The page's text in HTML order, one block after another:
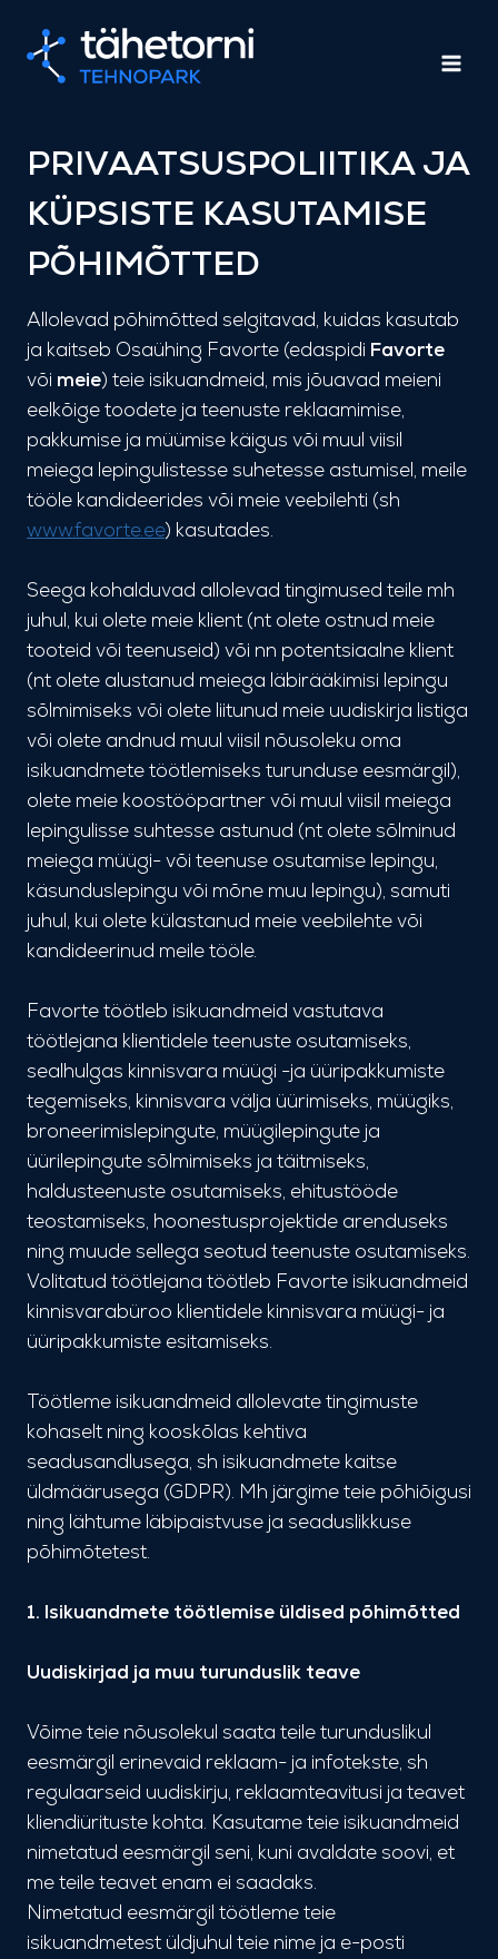
content
PRIVAATSUSPOLIITIKA JA
KÜPSISTE KASUTAMISE
PÕHIMÕTTED
Allolevad põhimõtted selgitavad, kuidas kasutab
ja kaitseb Osaühing Favorte (edaspidi Favorte
või meie) teie isikuandmeid, mis jõuavad meieni
eelkõige toodete ja teenuste reklaamimise,
pakkumise ja müümise käigus või muul viisil
meiega lepingulistesse suhetesse astumisel, meile
tööle kandideerides või meie veebilehti (sh
www.favorte.ee) kasutades.
Seega kohalduvad allolevad tingimused teile mh
juhul, kui olete meie klient (nt olete ostnud meie
tooteid või teenuseid) või nn potentsiaalne klient
(nt olete alustanud meiega läbirääkimisi lepingu
sõlmimiseks või olete liitunud meie uudiskirja listiga
või olete andnud muul viisil nõusoleku oma
isikuandmete töötlemiseks turunduse eesmärgil),
olete meie koostööpartner või muul viisil meiega
lepingulisse suhtesse astunud (nt olete sõlminud
meiega müügi- või teenuse osutamise lepingu,
käsunduslepingu või mõne muu lepingu), samuti
juhul, kui olete külastanud meie veebilehte või
kandideerinud meile tööle.
Favorte töötleb isikuandmeid vastutava
töötlejana klientidele teenuste osutamiseks,
sealhulgas kinnisvara müügi -ja üüripakkumiste
tegemiseks, kinnisvara välja üürimiseks, müügiks,
broneerimislepingute, müügilepingute ja
üürilepingute sõlmimiseks ja täitmiseks,
haldusteenuste osutamiseks, ehitustööde
teostamiseks, hoonestusprojektide arenduseks
ning muude sellega seotud teenuste osutamiseks.
Volitatud töötlejana töötleb Favorte isikuandmeid
kinnisvarabüroo klientidele kinnisvara müügi- ja
üüripakkumiste esitamiseks.
Töötleme isikuandmeid allolevate tingimuste
kohaselt ning kooskõlas kehtiva
seadusandlusega, sh isikuandmete kaitse
üldmäärusega (GDPR). Mh järgime teie põhiõigusi
ning lähtume läbipaistvuse ja seaduslikkuse
põhimõtetest.
1. Isikuandmete töötlemise üldised põhimõtted
Uudiskirjad ja muu turunduslik teave
Võime teie nõusolekul saata teile turunduslikul
eesmärgil erinevaid reklaam- ja infotekste, sh
regulaarseid uudiskirju, reklaamteavitusi ja teavet
kliendiürituste kohta. Kasutame teie isikuandmeid
nimetatud eesmärgil seni, kuni avaldate soovi, et
me teile teavet enam ei saadaks.
Nimetatud eesmärgil töötleme teie
isikuandmetest üldjuhul teie nime ja e-posti